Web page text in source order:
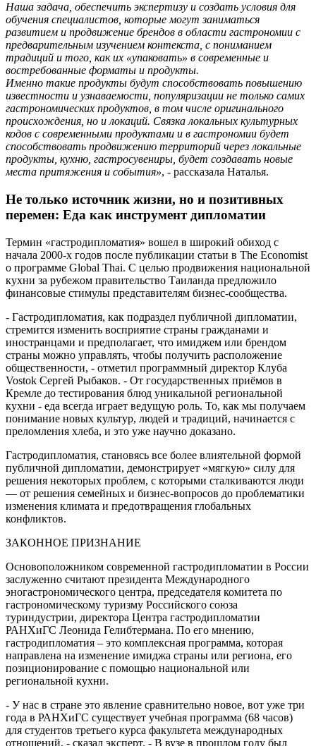
Наша задача, обеспечить экспертизу и создать условия для
обучения специалистов, которые могут заниматься
развитием и продвижение брендов в области гастрономии с
предварительным изучением контекста, с пониманием
традиций и того, как их «упаковать» в современные и
востребованные форматы и продукты.
Именно такие продукты будут способствовать повышению
известности и узнаваемости, популяризации не только самих
гастрономических продуктов, в том числе оригинального
происхождения, но и локаций. Связка локальных культурных
кодов с современными продуктами и в гастрономии будет
способствовать продвижению территорий через локальные
продукты, кухню, гастросувениры, будет создавать новые
места притяжения и события», - рассказала Наталья.
Не только источник жизни, но и позитивных
перемен: Еда как инструмент дипломатии
Термин «гастродипломатия» вошел в широкий обиход с
начала 2000-х годов после публикации статьи в The Economist
о программе Global Thai. С целью продвижения национальной
кухни за рубежом правительство Таиланда предложило
финансовые стимулы представителям бизнес-сообщества.
- Гастродипломатия, как подраздел публичной дипломатии,
стремится изменить восприятие страны гражданами и
иностранцами и предполагает, что имиджем или брендом
страны можно управлять, чтобы получить расположение
общественности, - отметил программный директор Клуба
Vostok Сергей Рыбаков. - От государственных приёмов в
Кремле до тестирования блюд уникальной региональной
кухни - еда всегда играет ведущую роль. То, как мы получаем
понимание новых культур, людей и традиций, начинается с
преломления хлеба, и это уже научно доказано.
Гастродипломатия, становясь все более влиятельной формой
публичной дипломатии, демонстрирует «мягкую» силу для
решения некоторых проблем, с которыми сталкиваются люди
— от решения семейных и бизнес-вопросов до проблематики
изменения климата и предотвращения глобальных
конфликтов.
ЗАКОННОЕ ПРИЗНАНИЕ
Основоположником современной гастродипломатии в России
заслуженно считают президента Международного
эногастрономического центра, председателя комитета по
гастрономическому туризму Российского союза
туриндустрии, директора Центра гастродипломатии
РАНХиГС Леонида Гелибтермана. По его мнению,
гастродипломатия – это комплексная программа, которая
направлена на изменение имиджа страны или региона, его
позиционирование с помощью национальной или
региональной кухни.
- У нас в стране это явление сравнительно новое, вот уже три
года в РАНХиГС существует учебная программа (68 часов)
для студентов третьего курса факультета международных
отношений, - сказал эксперт. - В вузе в прошлом году был